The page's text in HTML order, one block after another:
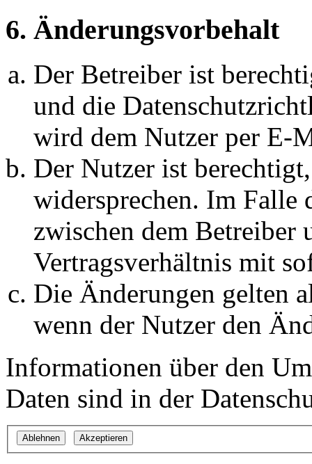
6. Änderungsvorbehalt
Der Betreiber ist
und die
wird dem Nutzer per E-
Der Nutzer ist
widersprechen. Im Falle
zwischen dem Betreiber
Vertragsverhältnis mit
Die Änderungen gelten
wenn der Nutzer den
Informationen über den
Daten sind in der